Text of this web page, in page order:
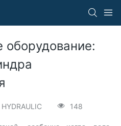
оборудование:
HYDRAULIC 148